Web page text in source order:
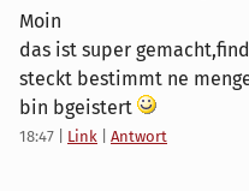
Moin
das ist super
steckt bestimmt ne
bin bgeistert
18:47 Link Antwort